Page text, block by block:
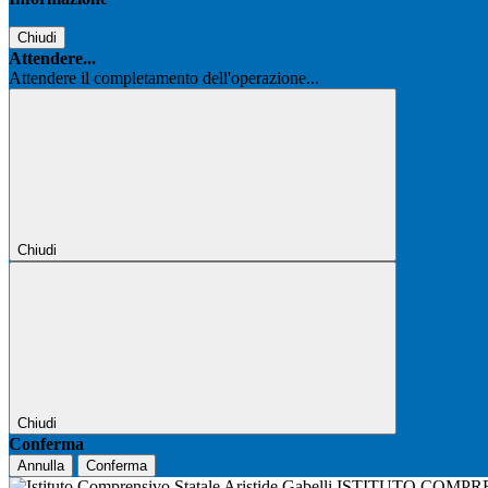
Chiudi
Attendere...
Attendere il completamento dell'operazione...
Chiudi
Chiudi
Conferma
Annulla Conferma